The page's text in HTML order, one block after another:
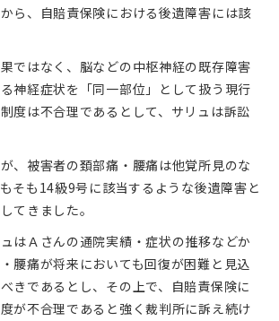
ら、自賠責保険における後遺障害には該
ではなく、脳などの中枢神経の既存障害
神経症状を「同一部位」として扱う現行
度は不合理であるとして、サリュは訴訟
、被害者の頚部痛・腰痛は他覚所見のな
そも14級9号に該当するような後遺障害と
てきました。
はＡさんの通院実績・症状の推移などか
腰痛が将来においても回復が困難と見込
きであるとし、その上で、自賠責保険に
が不合理であると強く裁判所に訴え続け